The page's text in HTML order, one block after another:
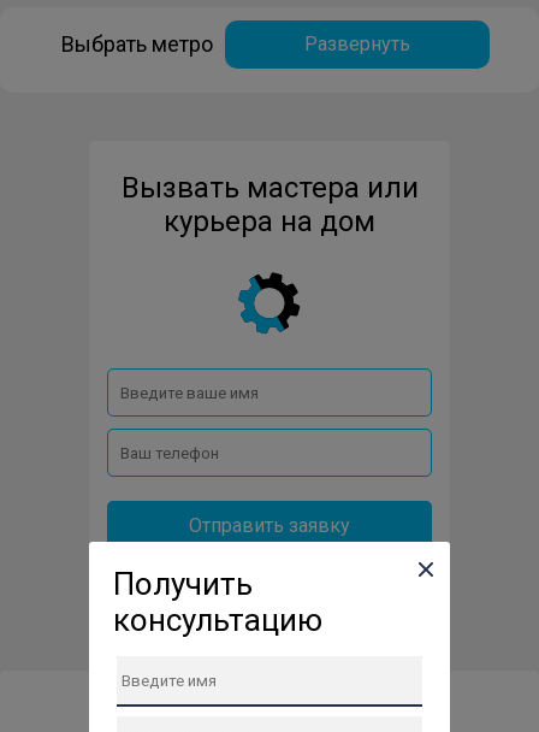
EUROPOWER FISHER-PAYKEL
HUSQVARNA HUTER INGCO
KOLNER
REDVERG REG RID SDMO
Выбрать метро Развернуть
Вызвать мастера или
курьера на дом
Отправить заявку
Получить
консультацию